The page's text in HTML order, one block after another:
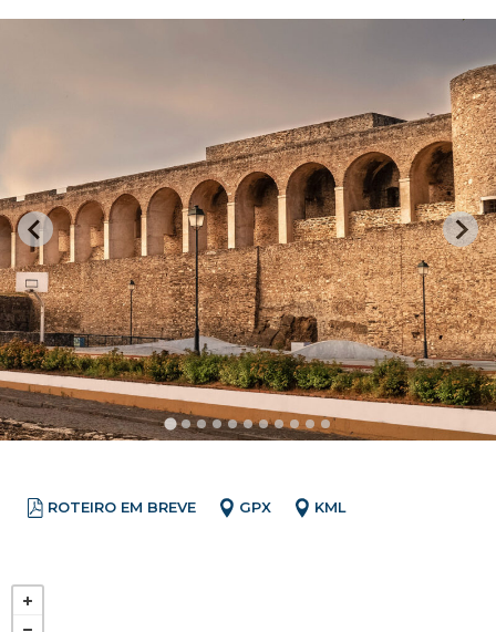
ROTEIRO EM BREVE GPX KML